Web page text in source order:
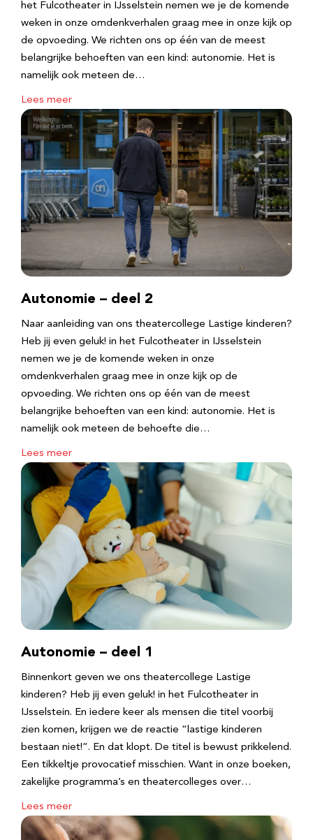
het Fulcotheater in IJsselstein nemen we je de komende
weken in onze omdenkverhalen graag mee in onze kijk op
de opvoeding. We richten ons op één van de meest
belangrijke behoeften van een kind: autonomie. Het is
namelijk ook meteen de…
Lees meer
Autonomie – deel 2
Naar aanleiding van ons theatercollege Lastige kinderen?
Heb jij even geluk! in het Fulcotheater in IJsselstein
nemen we je de komende weken in onze
omdenkverhalen graag mee in onze kijk op de
opvoeding. We richten ons op één van de meest
belangrijke behoeften van een kind: autonomie. Het is
namelijk ook meteen de behoefte die…
Lees meer
Autonomie – deel 1
Binnenkort geven we ons theatercollege Lastige
kinderen? Heb jij even geluk! in het Fulcotheater in
IJsselstein. En iedere keer als mensen die titel voorbij
zien komen, krijgen we de reactie “lastige kinderen
bestaan niet!”. En dat klopt. De titel is bewust prikkelend.
Een tikkeltje provocatief misschien. Want in onze boeken,
zakelijke programma’s en theatercolleges over…
Lees meer